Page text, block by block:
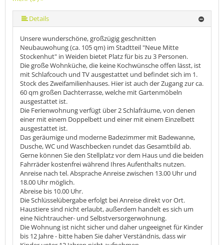
mehr (5 ) »
Details
Unsere wunderschöne, großzügig geschnitten
Neubauwohung (ca. 105 qm) im Stadtteil "Neue Mitte
Stockenhut" in Weiden bietet Platz für bis zu 3 Personen.
Die große Wohnküche, die keine Kochwünsche offen lässt, ist
mit Schlafcouch und TV ausgestattet und befindet sich im 1.
Stock des Zweifamilienhauses. Hier ist auch der Zugang zur ca.
60 qm großen Dachterrasse, welche mit Gartenmöbeln
ausgestattet ist.
Die Ferienwohnung verfügt über 2 Schlafräume, von denen
einer mit einem Doppelbett und einer mit einem Einzelbett
ausgestattet ist.
Das geräumige und moderne Badezimmer mit Badewanne,
Dusche, WC und Waschbecken rundet das Gesamtbild ab.
Gerne können Sie den Stellplatz vor dem Haus und die beiden
Fahrräder kostenfrei während Ihres Aufenthalts nutzen.
Anreise nach tel. Absprache Anreise zwischen 13.00 Uhr und
18.00 Uhr möglich.
Abreise bis 10.00 Uhr.
Die Schlüsselübergabe erfolgt bei Anreise direkt vor Ort.
Haustiere sind nicht erlaubt, außerdem handelt es sich um
eine Nichtraucher- und Selbstversorgerwohnung.
Die Wohnung ist nicht sicher und daher ungeeignet für Kinder
bis 12 Jahre - bitte haben Sie daher Verständnis, dass wir